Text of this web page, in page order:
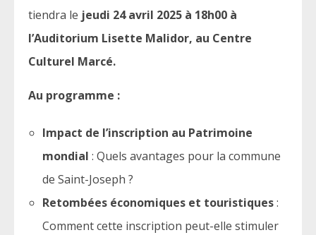
tiendra le jeudi 24 avril 2025 à 18h00 à
l’Auditorium Lisette Malidor, au Centre
Culturel Marcé.
Au programme :
Impact de l’inscription au Patrimoine
mondial : Quels avantages pour la commune
de Saint-Joseph ?
Retombées économiques et touristiques:
Comment cette inscription peut-elle stimuler